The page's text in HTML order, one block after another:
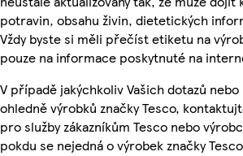
potravin, obsahu živin, dietetických
Vždy byste si měli přečíst etiketu na
pouze na informace poskytnuté na
V případě jakýchkoliv Vašich dotazů
ohledně výrobků značky Tesco,
pro služby zákazníkům Tesco nebo
pokdu se nejedná o výrobek značky